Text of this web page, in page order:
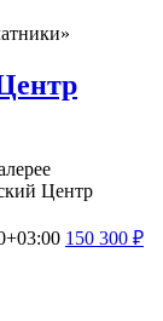
Центр
150 300 ₽